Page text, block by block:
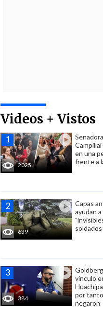
Videos + Vistos
2025
en una
frente a
639
Capas
ayudan
384
vínculo
por
negaron